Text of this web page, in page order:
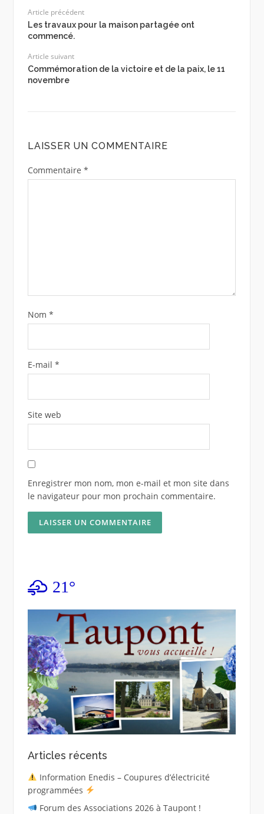
Article précédent
Les travaux pour la maison partagée ont
commencé.
Article suivant
Commémoration de la victoire et de la paix, le 11
novembre
LAISSER UN COMMENTAIRE
Commentaire *
Nom *
E-mail *
Site web
Enregistrer mon nom, mon e-mail et mon site dans
le navigateur pour mon prochain commentaire.
21°
Articles récents
Information Enedis – Coupures d’électricité
programmées
Forum des Associations 2026 à Taupont !